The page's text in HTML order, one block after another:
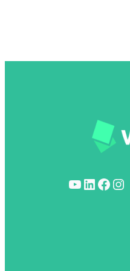
YouTube LinkedIn Facebook Instagram